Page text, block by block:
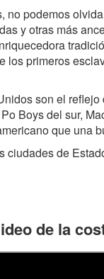
podemos
y otras más
primeros
son el
Boys del sur,
que una
ciudades de
de la